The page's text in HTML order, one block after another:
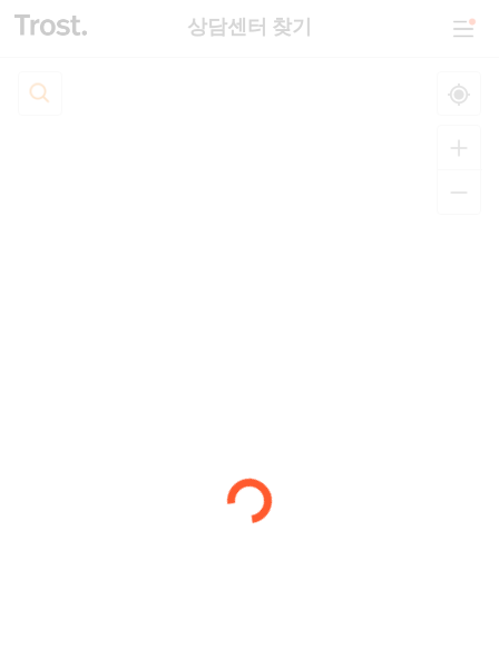
상담센터 찾기